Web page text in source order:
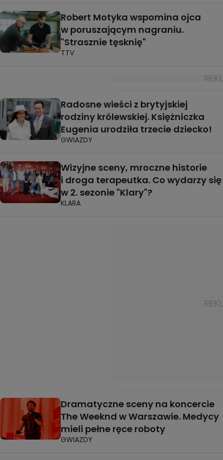
Robert Motyka wspomina ojca
w poruszającym nagraniu.
"Strasznie tęsknię"
TTV
Radosne wieści z brytyjskiej
rodziny królewskiej. Księżniczka
Eugenia urodziła trzecie dziecko!
GWIAZDY
Wizyjne sceny, mroczne historie
i droga terapeutka. Co wydarzy się
w 2. sezonie "Klary"?
KLARA
Dramatyczne sceny na koncercie
The Weeknd w Warszawie. Medycy
mieli pełne ręce roboty
GWIAZDY